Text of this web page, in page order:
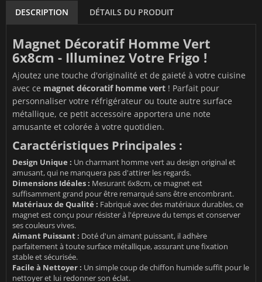
DESCRIPTION DÉTAILS DU PRODUIT
Magnet Décoratif Homme Vert
6x8cm - Illuminez Votre Frigo !
Ajoutez une touche d'originalité et de gaieté à votre cuisine
avec ce magnet décoratif homme vert ! Parfait pour
personnaliser votre réfrigérateur ou toute autre surface
métallique, ce petit accessoire apportera une note
amusante et colorée à votre quotidien.
Caractéristiques Principales :
Design Unique : Un charmant homme vert au design original et
amusant, qui ne manquera pas d'attirer les regards.
Dimensions Idéales : Mesurant 6x8cm, ce magnet est
suffisamment grand pour être remarqué sans être encombrant.
Matériaux de Qualité : Fabriqué avec des matériaux durables, ce
magnet est conçu pour résister à l'épreuve du temps et conserver
ses couleurs vives.
Aimant Puissant : Doté d'un aimant puissant, il adhère
parfaitement à toute surface métallique, assurant une fixation
stable et sécurisée.
Facile à Nettoyer : Un simple coup de chiffon humide suffit pour le
nettoyer et lui redonner son éclat.